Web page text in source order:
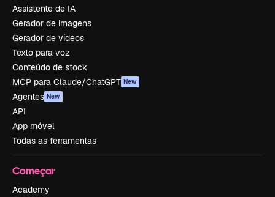
Assistente de IA
Gerador de imagens
Gerador de vídeos
Texto para voz
Conteúdo de stock
MCP para Claude/ChatGPT New
Agentes New
API
App móvel
Todas as ferramentas
Começar
Academy